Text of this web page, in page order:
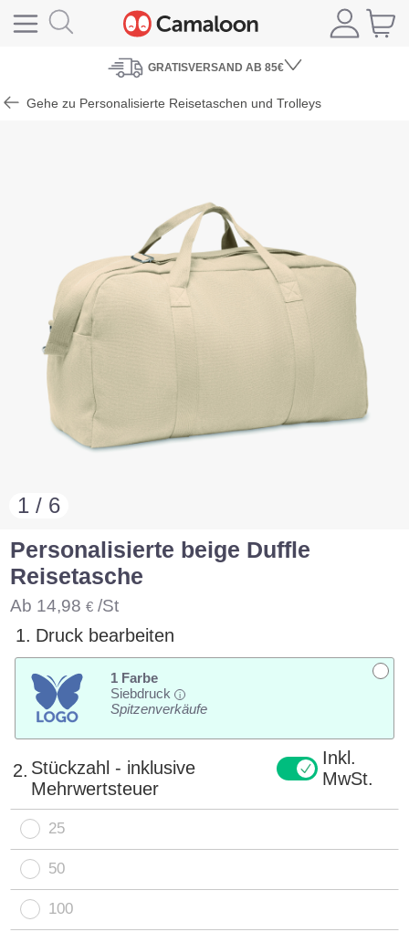
GRATISVERSAND AB 85€
Gehe zu Personalisierte Reisetaschen und Trolleys
1 / 6
Personalisierte beige Duffle
Reisetasche
Ab 14,98 € /St
1. Druck bearbeiten
1 Farbe
Siebdruck
i
Spitzenverkäufe
2. Stückzahl - inklusive
Mehrwertsteuer
Inkl.
MwSt.
25
50
100